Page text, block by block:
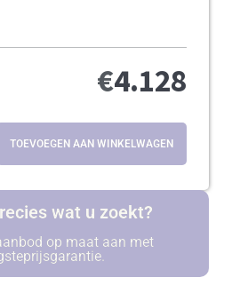
€4.128
TOEVOEGEN AAN WINKELWAGEN
wat u zoekt?
op maat aan met